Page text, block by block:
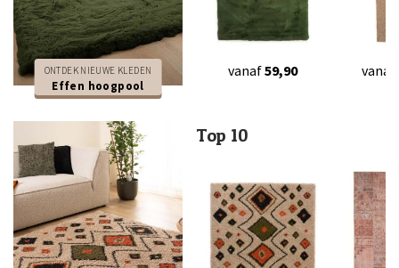
ONTDEK NIEUWE KLEDEN
Effen hoogpool
vanaf59,90 vanaf
Top 10